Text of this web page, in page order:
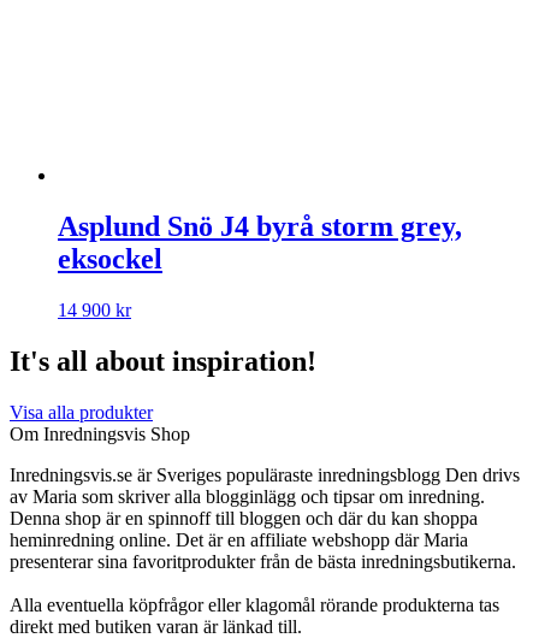
Asplund Snö J4 byrå storm grey,
eksockel
14 900 kr
It's all about inspiration!
Visa alla produkter
Om Inredningsvis Shop
Inredningsvis.se är Sveriges populäraste inredningsblogg Den drivs
av Maria som skriver alla blogginlägg och tipsar om inredning.
Denna shop är en spinnoff till bloggen och där du kan shoppa
heminredning online. Det är en affiliate webshopp där Maria
presenterar sina favoritprodukter från de bästa inredningsbutikerna.
Alla eventuella köpfrågor eller klagomål rörande produkterna tas
direkt med butiken varan är länkad till.